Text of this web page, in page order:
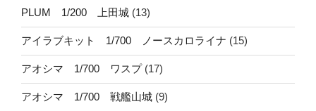
PLUM 1/200 上田城 (13)
アイラブキット 1/700 ノースカロライナ (15)
アオシマ 1/700 ワスプ(17)
アオシマ 1/700 戦艦山城 (9)